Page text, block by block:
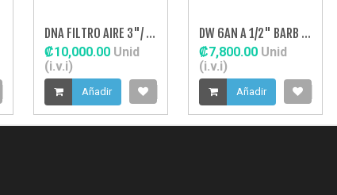
DNA FILTRO AIRE 3"/ 3.5"/ 4" ROJO
₡10,000.00 Unid
(i.v.i)
Añadir
DW 6AN A 1/2" BARB FITTING
₡7,800.00 Unid
(i.v.i)
Añadir